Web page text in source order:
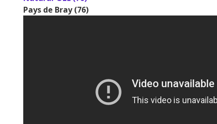
Pays de Bray (76)